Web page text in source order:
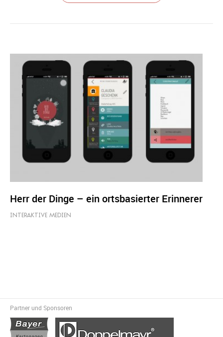
Herr der Dinge – ein ortsbasierter Erinnerer
INTERAKTIVE MEDIEN
Partner und Sponsoren